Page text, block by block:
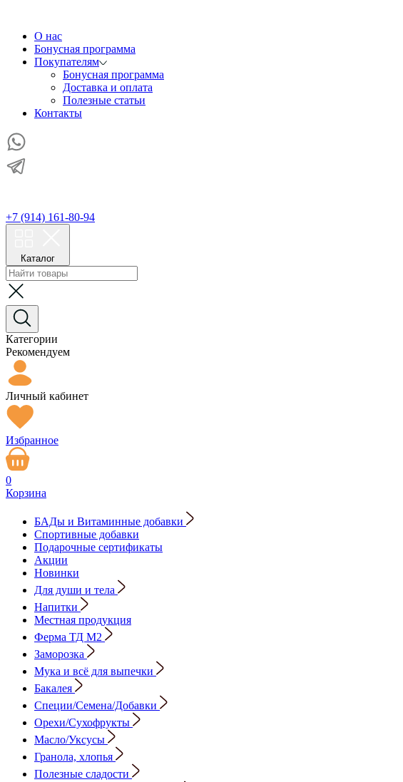
О нас
Бонусная программа
Покупателям
Бонусная программа
Доставка и оплата
Полезные статьи
Контакты
+7 (914) 161-80-94
Каталог
Категории
Рекомендуем
Личный кабинет
Избранное
0
Корзина
БАДы и Витаминные добавки
Спортивные добавки
Подарочные сертификаты
Акции
Новинки
Для души и тела
Напитки
Местная продукция
Ферма ТД М2
Заморозка
Мука и всё для выпечки
Бакалея
Специи/Семена/Добавки
Орехи/Сухофрукты
Масло/Уксусы
Гранола, хлопья
Полезные сладости